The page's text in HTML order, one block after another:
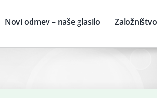
Novi odmev – naše glasilo Založništvo